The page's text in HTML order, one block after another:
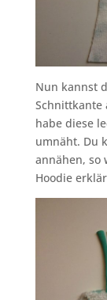
Nun kannst
Schnittkante
habe diese
umnäht. Du
annähen, so
Hoodie